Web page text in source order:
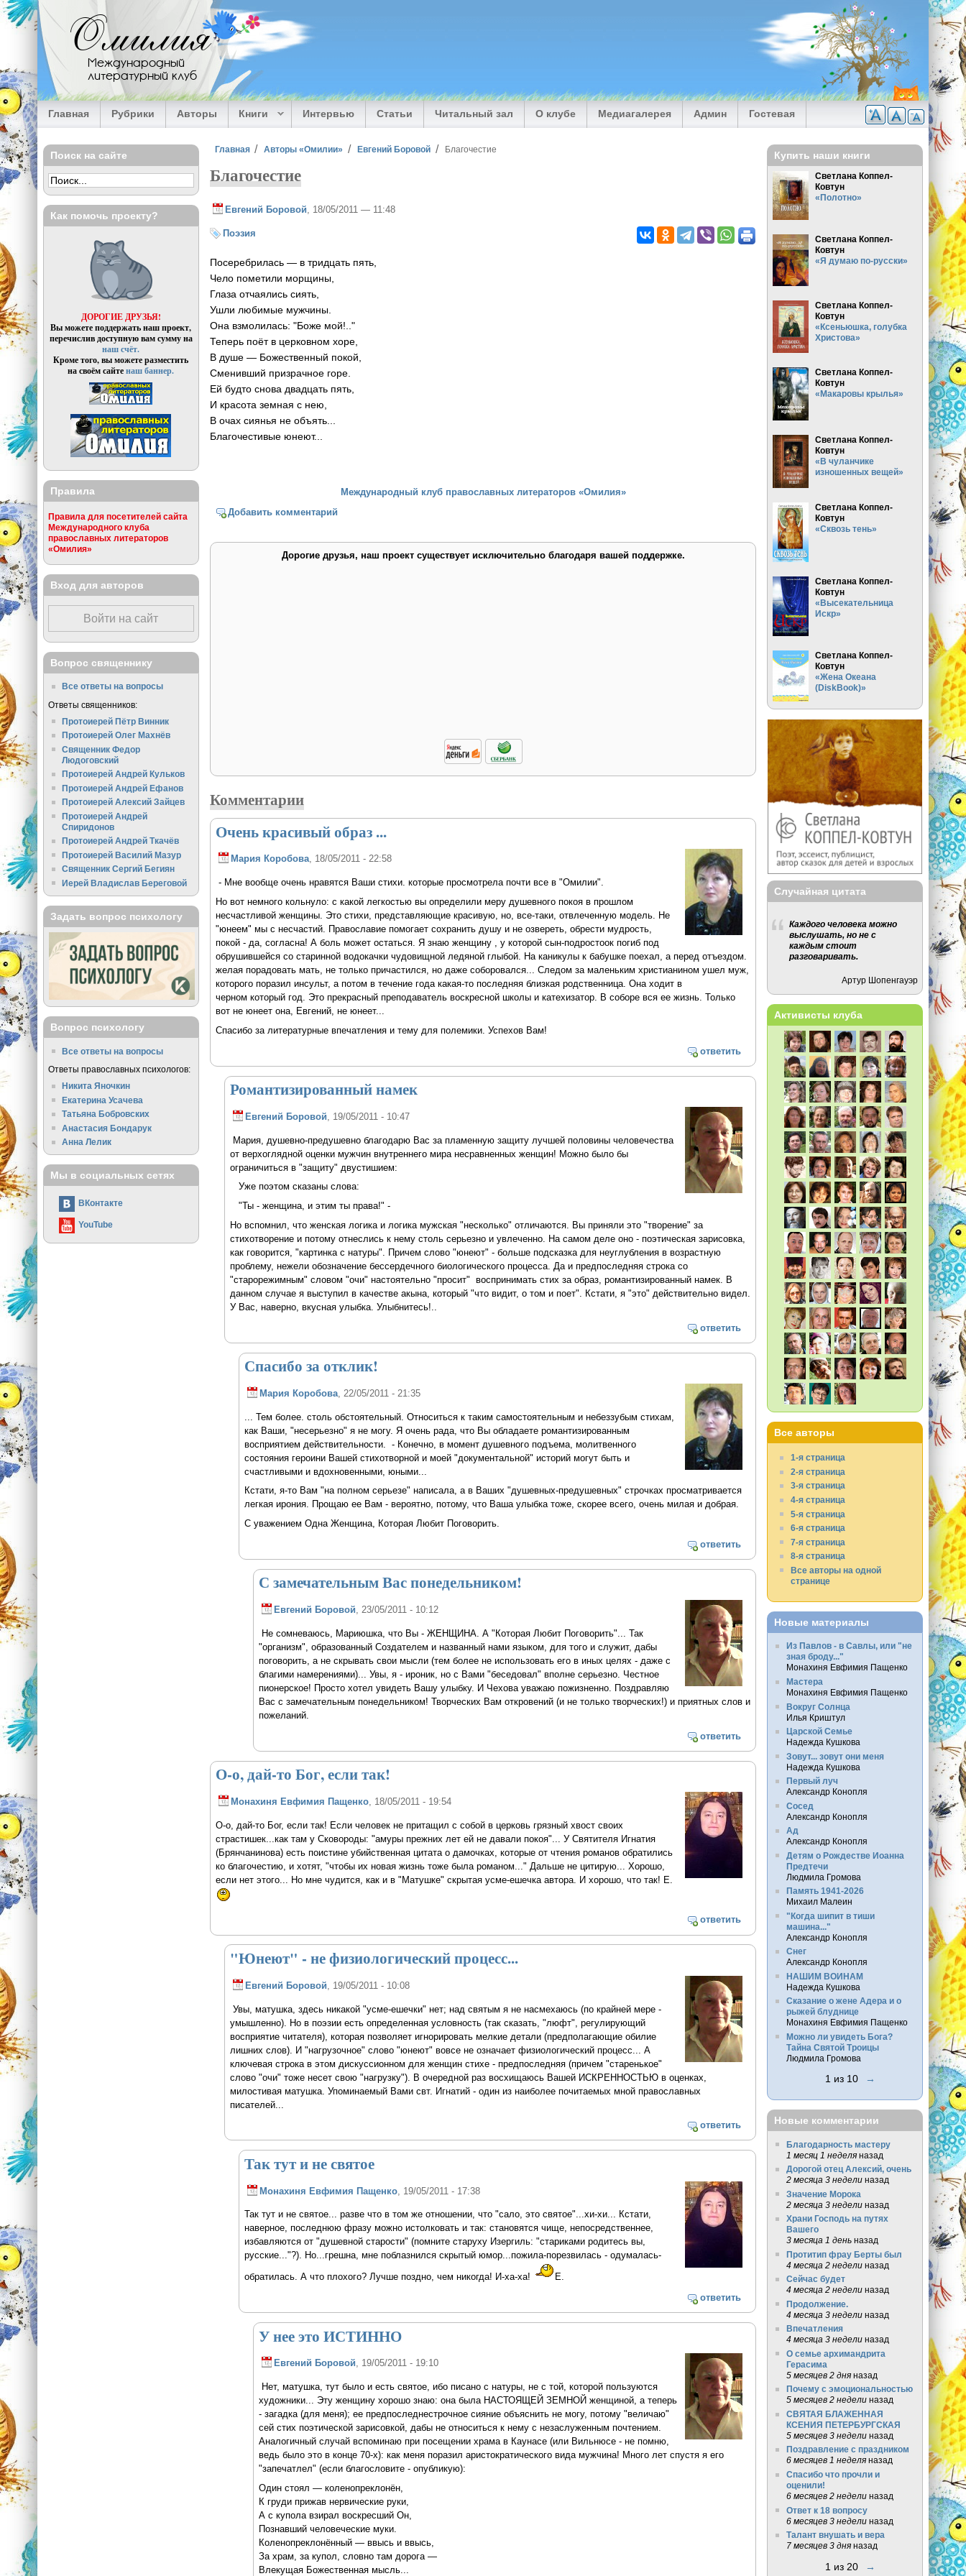
Перейти к основному содержанию
Омилия
Международный
литературный клуб
Главная Рубрики Авторы Книги Интервью Статьи Читальный зал О клубе Медиагалерея Админ Гостевая
Вы здесь
Главная Авторы «Омилии» Евгений Боровой Благочестие
Благочестие
Евгений Боровой , 18/05/2011 — 11:48
Поэзия
Посеребрилась — в тридцать пять,
Чело пометили морщины,
Глаза отчаялись сиять,
Ушли любимые мужчины.
Она взмолилась: "Боже мой!.."
Теперь поёт в церковном хоре,
В душе — Божественный покой,
Сменивший призрачное горе.
Ей будто снова двадцать пять,
И красота земная с нею,
В очах сиянья не объять...
Благочестивые юнеют...
Международный клуб православных литераторов «Омилия»
Добавить комментарий
Дорогие друзья, наш проект существует исключительно благодаря вашей поддержке.
Комментарии
Очень красивый образ ...
Мария Коробова, 18/05/2011 - 22:58
- Мне вообще очень нравятся Ваши стихи. которые просмотрела почти все в "Омилии".
Но вот немного кольнуло: с какой легкостью вы определили меру душевного покоя в прошлом
несчастливой женщины. Это стихи, представляющие красивую, но, все-таки, отвлеченную модель. Не
"юнеем" мы с несчастий. Православие помогает сохранить душу и не озвереть, обрести мудрость,
покой - да, согласна! А боль может остаться. Я знаю женщину , у которой сын-подростоок погиб под
обрушившейся со старинной водокачки чудовищной ледяной глыбой. На каникулы к бабушке поехал, а перед отъездом.
желая порадовать мать, не только причастился, но даже соборовался... Следом за маленьким христианином ушел муж,
которого поразил инсульт, а потом в течение года какая-то последняя близкая родственница. Она ходит в
черном который год. Это прекрасный преподаватель воскресной школы и катехизатор. В соборе вся ее жизнь. Только
вот не юнеет она, Евгений, не юнеет...
Спасибо за литературные впечатления и тему для полемики. Успехов Вам!
ответить
Романтизированный намек
Евгений Боровой , 19/05/2011 - 10:47
Мария, душевно-предушевно благодарю Вас за пламенную защиту лучшей половины человечества
от верхоглядной оценки мужчин внутреннего мира несравненных женщин! Можно было бы
ограничиться в "защиту" двустишием:
Уже поэтом сказаны слова:
"Ты - женщина, и этим ты права!" -
Но вспомнил, что женская логика и логика мужская "несколько" отличаются. Вы приняли это "творение" за
стихотворение и потому отнеслись к нему столь серьезно и увлеченно. На самом деле оно - поэтическая зарисовка,
как говорится, "картинка с натуры". Причем слово "юнеют" - больше подсказка для неуглубления в возрастную
проблему, нежели обозначение бессердечного биологического процесса. Да и предпоследняя строка со
"старорежимным" словом "очи" настоятельно "просит" воспринимать стих за образ, романтизированный намек. В
данном случае я выступил в качестве акына, который "что видит, о том и поет". Кстати, я "это" действительно видел.
У Вас, наверно, вкусная улыбка. Улыбнитесь!..
ответить
Спасибо за отклик!
Мария Коробова, 22/05/2011 - 21:35
... Тем более. столь обстоятельный. Относиться к таким самостоятельным и небеззубым стихам,
как Ваши, "несерьезно" я не могу. Я очень рада, что Вы обладаете романтизированным
восприятием действительности. - Конечно, в момент душевного подъема, молитвенного
состояния героини Вашей стихотворной и моей "документальной" историй могут быть и
счастливыми и вдохновенными, юными...
Кстати, я-то Вам "на полном серьезе" написала, а в Ваших "душевных-предушевных" строчках просматривается
легкая ирония. Прощаю ее Вам - вероятно, потому, что Ваша улыбка тоже, скорее всего, очень милая и добрая.
С уважением Одна Женщина, Которая Любит Поговорить.
ответить
С замечательным Вас понедельником!
Евгений Боровой, 23/05/2011 - 10:12
Не сомневаюсь, Мариюшка, что Вы - ЖЕНЩИНА. А "Которая Любит Поговорить"... Так
"организм", образованный Создателем и названный нами языком, для того и служит, дабы
поговорить, а не скрывать свои мысли (тем более не использовать его в иных целях - даже с
благими намерениями)... Увы, я - ироник, но с Вами "беседовал" вполне серьезно. Честное
пионерское! Просто хотел увидеть Вашу улыбку. И Чехова уважаю пожизненно. Поздравляю
Вас с замечательным понедельником! Творческих Вам откровений (и не только творческих!) и приятных слов и
пожеланий.
ответить
О-о, дай-то Бог, если так!
Монахиня Евфимия Пащенко, 18/05/2011 - 19:54
О-о, дай-то Бог, если так! Если человек не притащил с собой в церковь грязный хвост своих
страстишек...как там у Сковороды: "амуры прежних лет ей не давали покоя"... У Святителя Игнатия
(Брянчанинова) есть поистине убийственная цитата о дамочках, которые от чтения романов обратились
ко благочестию, и хотят, "чтобы их новая жизнь тоже была романом..." Дальше не цитирую... Хорошо,
если нет этого... Но мне чудится, как и в "Матушке" скрытая усме-ешечка автора. И хорошо, что так! Е.
ответить
"Юнеют" - не физиологический процесс...
Евгений Боровой , 19/05/2011 - 10:08
Увы, матушка, здесь никакой "усме-ешечки" нет; над святым я не насмехаюсь (по крайней мере -
умышленно). Но в поэзии есть определенная условность (так сказать, "люфт", регулирующий
восприятие читателя), которая позволяет игнорировать мелкие детали (предполагающие обилие
лишних слов). И "нагрузочное" слово "юнеют" вовсе не означает физиологический процесс... А
ключевая строка в этом дискуссионном для женщин стихе - предпоследняя (причем "старенькое"
слово "очи" тоже несет свою "нагрузку"). В очередной раз восхищаюсь Вашей ИСКРЕННОСТЬЮ в оценках,
милостивая матушка. Упоминаемый Вами свт. Игнатий - один из наиболее почитаемых мной православных
писателей...
ответить
Так тут и не святое
Монахиня Евфимия Пащенко, 19/05/2011 - 17:38
Так тут и не святое... разве что в том же отношении, что "сало, это святое"...хи-хи... Кстати,
наверное, последнюю фразу можно истолковать и так: становятся чище, непосредственнее,
избавляются от "душевной старости" (помните старуху Изергиль: "стариками родитесь вы,
русские..."?). Но...грешна, мне поблазнился скрытый юмор...пожила-порезвилась - одумалась-
обратилась. А что плохого? Лучше поздно, чем никогда! И-ха-ха!
Е.
ответить
У нее это ИСТИННО
Евгений Боровой, 19/05/2011 - 19:10
Нет, матушка, тут было и есть святое, ибо писано с натуры, не с той, которой пользуются
художники... Эту женщину хорошо знаю: она была НАСТОЯЩЕЙ ЗЕМНОЙ женщиной, а теперь
- загадка (для меня); ее предпоследнестрочное сияние объяснить не могу, потому "величаю"
сей стих поэтической зарисовкой, дабы не относиться к нему с незаслуженным почтением.
Аналогичный случай вспоминаю при посещении храма в Каунасе (или Вильнюсе - не помню,
ведь было это в конце 70-х): как меня поразил аристократического вида мужчина! Много лет спустя я его
"запечатлел" (если благословите - опубликую):
Один стоял — коленопреклонён,
К груди прижав нервические руки,
А с купола взирал воскресший Он,
Познавший человеческие муки.
Коленопреклонённый — ввысь и ввысь,
За храм, за купол, словно там дорога —
Влекущая Божественная мысль...
Поиск на сайте
Как помочь проекту?
ДОРОГИЕ ДРУЗЬЯ!
Вы можете поддержать наш проект,
перечислив доступную вам сумму на
наш счёт.
Кроме того, вы можете разместить
на своём сайтенаш баннер.
Правила
Правила для посетителей сайта
Международного клуба
православных литераторов
«Омилия»
Вход для авторов
Войти на сайт
Вопрос священнику
Все ответы на вопросы
Ответы священников:
Протоиерей Пётр Винник
Протоиерей Олег Махнёв
Священник Федор
Людоговский
Протоиерей Андрей Кульков
Протоиерей Андрей Ефанов
Протоиерей Алексий Зайцев
Протоиерей Андрей
Спиридонов
Протоиерей Андрей Ткачёв
Протоиерей Василий Мазур
Священник Сергий Бегиян
Иерей Владислав Береговой
Задать вопрос психологу
Вопрос психологу
Все ответы на вопросы
Ответы православных психологов:
Никита Яночкин
Екатерина Усачева
Татьяна Бобровских
Анастасия Бондарук
Анна Лелик
Мы в социальных сетях
ВКонтакте
YouTube
Купить наши книги
Светлана Коппел-
Ковтун
«Полотно»
Светлана Коппел-
Ковтун
«Я думаю по-русски»
Светлана Коппел-
Ковтун
«Ксеньюшка, голубка
Христова»
Светлана Коппел-
Ковтун
«Макаровы крылья»
Светлана Коппел-
Ковтун
«В чуланчике
изношенных вещей»
Светлана Коппел-
Ковтун
«Сквозь тень»
Светлана Коппел-
Ковтун
«Высекательница
Искр»
Светлана Коппел-
Ковтун
«Жена Океана
(DiskBook)»
Случайная цитата
Каждого человека можно
выслушать, но не с
каждым стоит
разговаривать.
Артур Шопенгауэр
Активисты клуба
Все авторы
1-я страница
2-я страница
3-я страница
4-я страница
5-я страница
6-я страница
7-я страница
8-я страница
Все авторы на одной
странице
Новые материалы
Из Павлов - в Савлы, или "не
зная броду..."
Монахиня Евфимия Пащенко
Мастера
Монахиня Евфимия Пащенко
Вокруг Солнца
Илья Криштул
Царской Семье
Надежда Кушкова
Зовут... зовут они меня
Надежда Кушкова
Первый луч
Александр Конопля
Сосед
Александр Конопля
Ад
Александр Конопля
Детям о Рождестве Иоанна
Предтечи
Людмила Громова
Память 1941-2026
Михаил Малеин
"Когда шипит в тиши
машина..."
Александр Конопля
Снег
Александр Конопля
НАШИМ ВОИНАМ
Надежда Кушкова
Сказание о жене Адера и о
рыжей блуднице
Монахиня Евфимия Пащенко
Можно ли увидеть Бога?
Тайна Святой Троицы
Людмила Громова
1 из 10 →
Новые комментарии
Благодарность мастеру
1 месяц 1 неделяназад
Дорогой отец Алексий, очень
2 месяца 3 неделиназад
Значение Морока
2 месяца 3 неделиназад
Храни Господь на путях
Вашего
3 месяца 1 деньназад
Протитип фрау Берты был
4 месяца 2 неделиназад
Сейчас будет
4 месяца 2 неделиназад
Продолжение.
4 месяца 3 неделиназад
Впечатления
4 месяца 3 неделиназад
О семье архимандрита
Герасима
5 месяцев 2 дняназад
Почему с эмоциональностью
5 месяцев 2 неделиназад
СВЯТАЯ БЛАЖЕННАЯ
КСЕНИЯ ПЕТЕРБУРГСКАЯ
5 месяцев 3 неделиназад
Поздравление с праздником
6 месяцев 1 неделяназад
Спасибо что прочли и
оценили!
6 месяцев 2 неделиназад
Ответ к 18 вопросу
6 месяцев 3 неделиназад
Талант внушать и вера
7 месяцев 3 дняназад
1 из 20 →